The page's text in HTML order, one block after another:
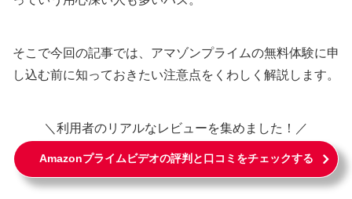
そこで今回の記事では、アマゾンプライムの無料体験に申
し込む前に知っておきたい注意点をくわしく解説します。
＼利用者のリアルなレビューを集めました！／
Amazonプライムビデオの評判と口コミをチェックする